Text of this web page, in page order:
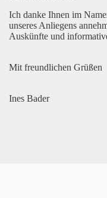
Ich danke Ihnen im
unseres Anliegens
Auskünfte und
Mit freundlichen Grüßen
Ines Bader